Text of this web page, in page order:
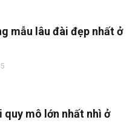
mẫu lâu đài đẹp nhất ở
quy mô lớn nhất nhì ở